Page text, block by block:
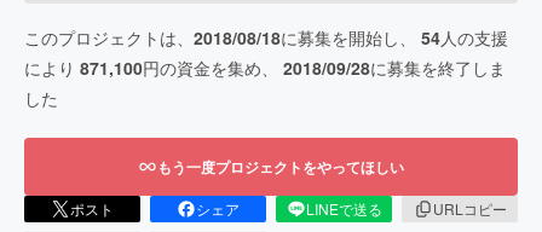
このプロジェクトは、 2018/08/18に募集を開始し、 54人の支援
により 871,100円の資金を集め、 2018/09/28に募集を終了しま
した
もう一度プロジェクトをやってほしい
ポスト シェア LINEで送る
URLコピー